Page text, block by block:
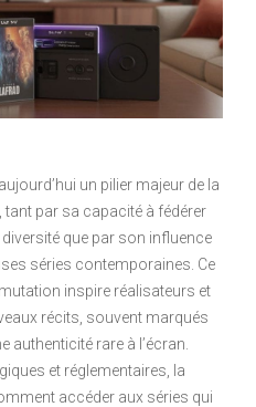
un pilier majeur de la
par sa capacité à fédérer
que par son influence
séries contemporaines. Ce
inspire réalisateurs et
récits, souvent marqués
authenticité rare à l’écran.
et réglementaires, la
accéder aux séries qui